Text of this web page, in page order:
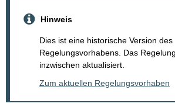
Hinweis
Dies ist eine historische Version des
Regelungsvorhabens. Das
inzwischen aktualisiert.
Zum aktuellen Regelungsvorhaben